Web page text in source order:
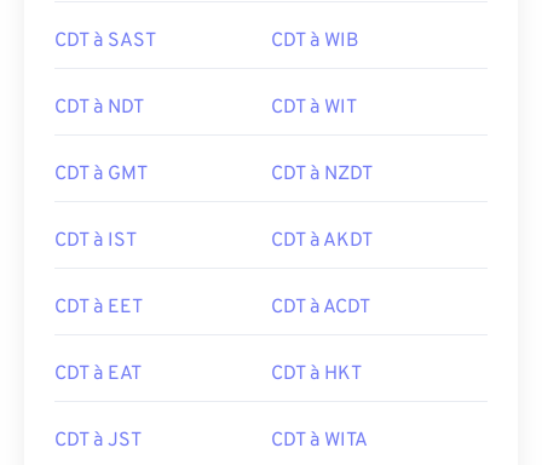
CDT à SAST CDT à WIB
CDT à NDT CDT à WIT
CDT à GMT CDT à NZDT
CDT à IST CDT à AKDT
CDT à EET CDT à ACDT
CDT à EAT CDT à HKT
CDT à JST CDT à WITA